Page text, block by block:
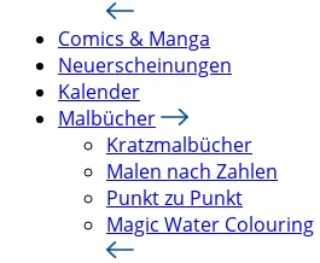
Comics & Manga
Neuerscheinungen
Kalender
Malbücher
Kratzmalbücher
Malen nach Zahlen
Punkt zu Punkt
Magic Water Colouring